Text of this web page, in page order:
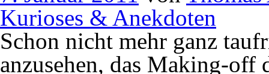
Kurioses & Anekdoten
Schon nicht mehr ganz
anzusehen, das Making-off